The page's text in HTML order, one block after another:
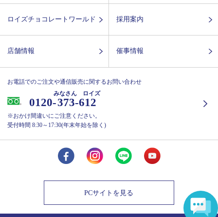
ロイズチョコレートワールド 採用案内
店舗情報 催事情報
お電話でのご注文や通信販売に関するお問い合わせ
0120-373-612
みなさん ロイズ
※おかけ間違いにご注意ください。
受付時間 8:30～17:30(年末年始を除く)
PCサイトを見る